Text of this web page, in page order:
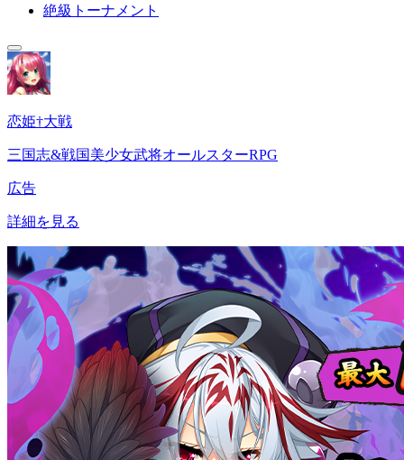
絶級トーナメント
恋姫†大戦
三国志&戦国美少女武将オールスターRPG
広告
詳細を見る